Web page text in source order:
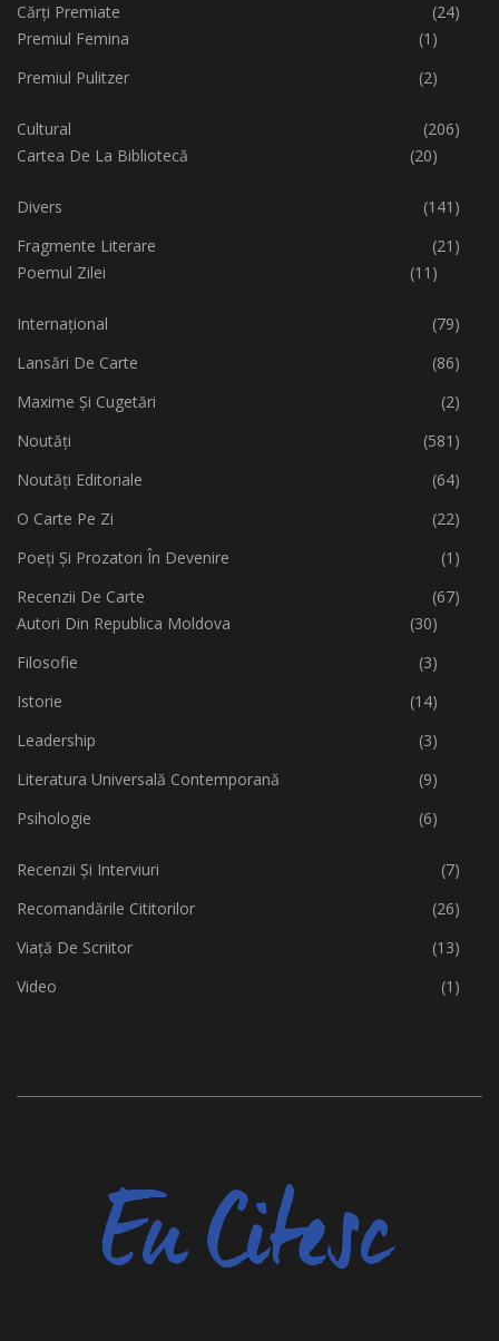
Cărți Premiate
(24)
Premiul Femina
(1)
Premiul Pulitzer
(2)
Cultural
(206)
Cartea De La Bibliotecă
(20)
Divers
(141)
Fragmente Literare
(21)
Poemul Zilei
(11)
Internațional
(79)
Lansări De Carte
(86)
Maxime Și Cugetări
(2)
Noutăți
(581)
Noutăți Editoriale
(64)
O Carte Pe Zi
(22)
Poeți Și Prozatori În Devenire
(1)
Recenzii De Carte
(67)
Autori Din Republica Moldova
(30)
Filosofie
(3)
Istorie
(14)
Leadership
(3)
Literatura Universală Contemporană
(9)
Psihologie
(6)
Recenzii Și Interviuri
(7)
Recomandările Cititorilor
(26)
Viață De Scriitor
(13)
Video
(1)